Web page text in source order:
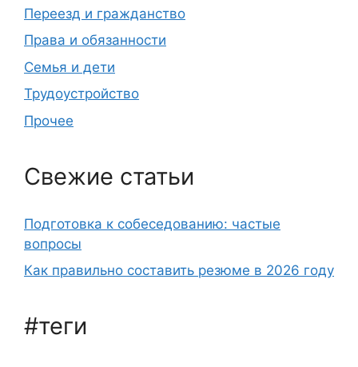
Переезд и гражданство
Права и обязанности
Семья и дети
Трудоустройство
Прочее
Свежие статьи
Подготовка к собеседованию: частые
вопросы
Как правильно составить резюме в 2026 году
#теги